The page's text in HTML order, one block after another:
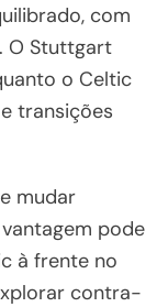
com
O Stuttgart
o Celtic
transições
mudar
pode
à frente no
contra-